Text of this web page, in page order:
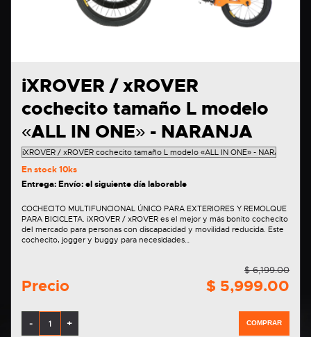
iXROVER / xROVER
cochecito tamaño L modelo
«ALL IN ONE» - NARANJA
En stock10ks
Entrega: Envío: el siguiente día laborable
COCHECITO MULTIFUNCIONAL ÚNICO PARA EXTERIORES Y REMOLQUE
PARA BICICLETA. iXROVER / xROVER es el mejor y más bonito cochecito
del mercado para personas con discapacidad y movilidad reducida. Este
cochecito, jogger y buggy para necesidades…
Precio
$ 6,199.00
$ 5,999.00
- + COMPRAR